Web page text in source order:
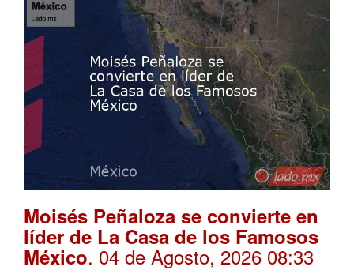
Moisés Peñaloza se convierte en
líder de La Casa de los Famosos
México. 04 de Agosto, 2026 08:33